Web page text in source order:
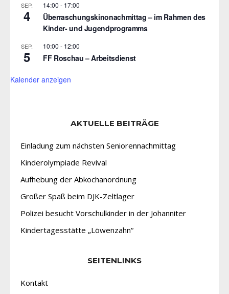
SEP.
4
14:00 - 17:00
Überraschungskinonachmittag – im Rahmen des
Kinder- und Jugendprogramms
SEP.
5
10:00 - 12:00
FF Roschau – Arbeitsdienst
Kalender anzeigen
AKTUELLE BEITRÄGE
Einladung zum nächsten Seniorennachmittag
Kinderolympiade Revival
Aufhebung der Abkochanordnung
Großer Spaß beim DJK-Zeltlager
Polizei besucht Vorschulkinder in der Johanniter
Kindertagesstätte „Löwenzahn“
SEITENLINKS
Kontakt